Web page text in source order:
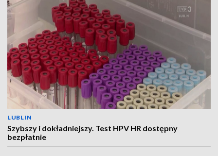
LUBLIN
Szybszy i dokładniejszy. Test HPV HR dostępny
bezpłatnie